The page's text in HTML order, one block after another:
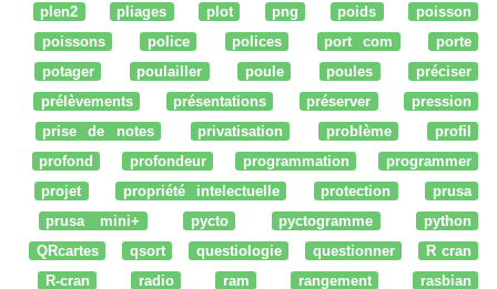
plen2
pliages plot png poids
poisson
poissons
police polices port com
porte
potager
poulailler poule poules
préciser
prélèvements
présentations préserver
pression
prise de notes
privatisation problème
profil
profond
profondeur programmation
programmer
projet
propriété intelectuelle protection
prusa
prusa mini+
pycto pyctogramme
python
QRcartes
qsort questiologie questionner
R cran
R-cran
radio ram rangement
rasbian